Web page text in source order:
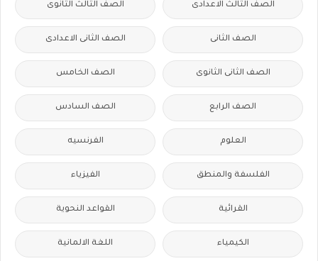
الصف الثالث الاعدادى الصف الثالث الثانوى
الصف الثانى الصف الثانى الاعدادى
الصف الثانى الثانوى الصف الخامس
الصف الرابع الصف السادس
العلوم الفرنسيه
الفلسفة والمنطق الفيزياء
القرائية القواعد النحوية
الكيمياء اللغة الالمانية